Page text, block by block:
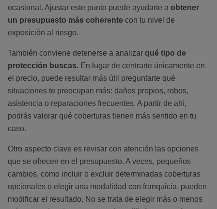
ocasional. Ajustar este punto puede ayudarte a obtener
un presupuesto más coherente con tu nivel de
exposición al riesgo.
También conviene detenerse a analizar qué tipo de
protección buscas. En lugar de centrarte únicamente en
el precio, puede resultar más útil preguntarte qué
situaciones te preocupan más: daños propios, robos,
asistencia o reparaciones frecuentes. A partir de ahí,
podrás valorar qué coberturas tienen más sentido en tu
caso.
Otro aspecto clave es revisar con atención las opciones
que se ofrecen en el presupuesto. A veces, pequeños
cambios, como incluir o excluir determinadas coberturas
opcionales o elegir una modalidad con franquicia, pueden
modificar el resultado. No se trata de elegir más o menos